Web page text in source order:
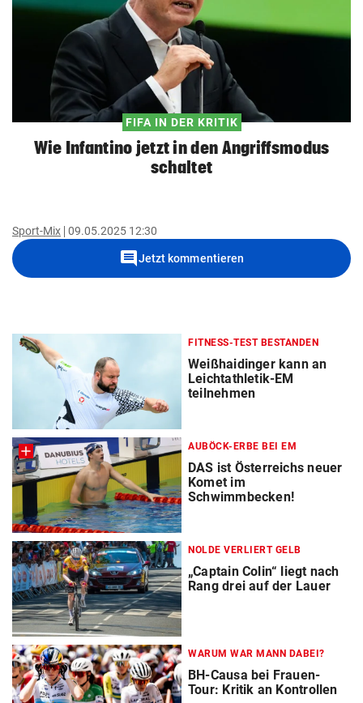
FIFA IN DER KRITIK
Wie Infantino jetzt in den Angriffsmodus
schaltet
Sport-Mix 09.05.2025 12:30
commentJetzt kommentieren
FITNESS-TEST BESTANDEN
Weißhaidinger kann an
Leichtathletik-EM
teilnehmen
AUBÖCK-ERBE BEI EM
DAS ist Österreichs neuer
Komet im
Schwimmbecken!
NOLDE VERLIERT GELB
„Captain Colin“ liegt nach
Rang drei auf der Lauer
WARUM WAR MANN DABEI?
BH-Causa bei Frauen-
Tour: Kritik an Kontrollen